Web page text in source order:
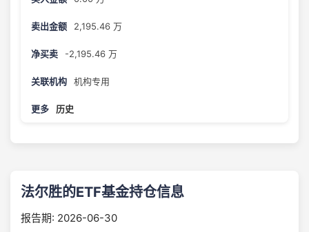
2,195.46 万
-2,195.46 万
机构专用
历史
法尔胜的ETF基金持仓信息
报告期: 2026-06-30